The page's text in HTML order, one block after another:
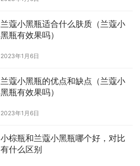
兰蔻小黑瓶适合什么肤质（兰蔻小
黑瓶有效果吗）
2023年1月6日
兰蔻小黑瓶的优点和缺点（兰蔻小
黑瓶有效果吗）
2023年1月6日
小棕瓶和兰蔻小黑瓶哪个好，对比
有什么区别